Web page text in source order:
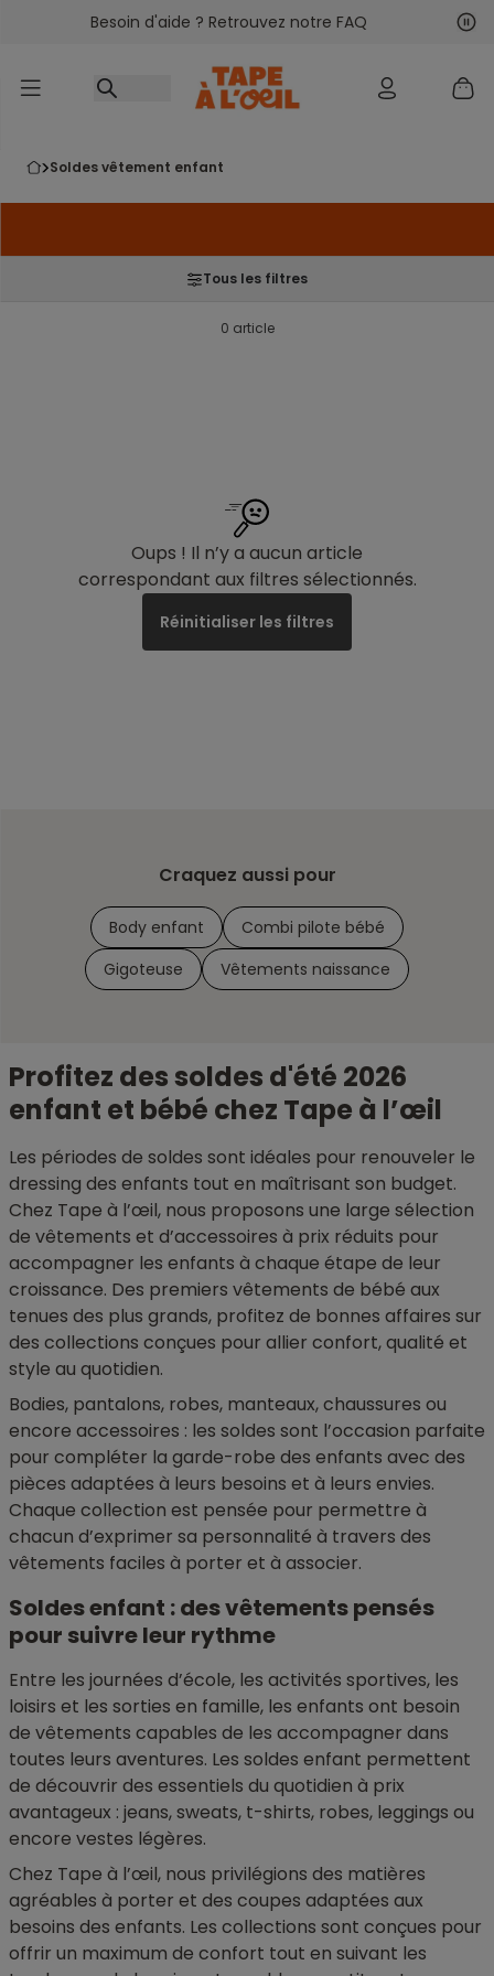
Accéder au contenu
Besoin d'aide ? Retrouvez notre FAQ
soldes vêtement enfant
Tous les filtres
0 article
Oups ! Il n’y a aucun article
correspondant aux filtres sélectionnés.
Réinitialiser les filtres
Craquez aussi pour
Body enfant
Combi pilote bébé
Gigoteuse
Vêtements naissance
Profitez des soldes d'été 2026
enfant et bébé chez Tape à l’œil
Les périodes de soldes sont idéales pour renouveler le
dressing des enfants tout en maîtrisant son budget.
Chez Tape à l’œil, nous proposons une large sélection
de vêtements et d’accessoires à prix réduits pour
accompagner les enfants à chaque étape de leur
croissance. Des premiers vêtements de bébé aux
tenues des plus grands, profitez de bonnes affaires sur
des collections conçues pour allier confort, qualité et
style au quotidien.
Bodies, pantalons, robes, manteaux, chaussures ou
encore accessoires : les soldes sont l’occasion parfaite
pour compléter la garde-robe des enfants avec des
pièces adaptées à leurs besoins et à leurs envies.
Chaque collection est pensée pour permettre à
chacun d’exprimer sa personnalité à travers des
vêtements faciles à porter et à associer.
Soldes enfant : des vêtements pensés
pour suivre leur rythme
Entre les journées d’école, les activités sportives, les
loisirs et les sorties en famille, les enfants ont besoin
de vêtements capables de les accompagner dans
toutes leurs aventures. Les soldes enfant permettent
de découvrir des essentiels du quotidien à prix
avantageux : jeans, sweats, t-shirts, robes, leggings ou
encore vestes légères.
Chez Tape à l’œil, nous privilégions des matières
agréables à porter et des coupes adaptées aux
besoins des enfants. Les collections sont conçues pour
offrir un maximum de confort tout en suivant les